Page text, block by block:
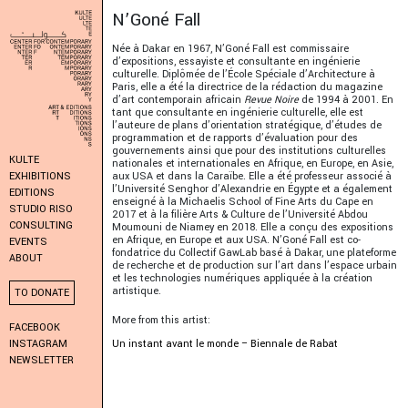
KULTE
EXHIBITIONS
EDITIONS
STUDIO RISO
CONSULTING
EVENTS
ABOUT
TO DONATE
FACEBOOK
INSTAGRAM
NEWSLETTER
N’Goné Fall
Née à Dakar en 1967, N’Goné Fall est commissaire
d’expositions, essayiste et consultante en ingénierie
culturelle. Diplômée de l’École Spéciale d’Architecture à
Paris, elle a été la directrice de la rédaction du magazine
d’art contemporain africain Revue Noire de 1994 à 2001. En
tant que consultante en ingénierie culturelle, elle est
l’auteure de plans d’orientation stratégique, d’études de
programmation et de rapports d’évaluation pour des
gouvernements ainsi que pour des institutions culturelles
nationales et internationales en Afrique, en Europe, en Asie,
aux USA et dans la Caraïbe. Elle a été professeur associé à
l’Université Senghor d’Alexandrie en Égypte et a également
enseigné à la Michaelis School of Fine Arts du Cape en
2017 et à la filière Arts & Culture de l’Université Abdou
Moumouni de Niamey en 2018. Elle a conçu des expositions
en Afrique, en Europe et aux USA. N’Goné Fall est co-
fondatrice du Collectif GawLab basé à Dakar, une plateforme
de recherche et de production sur l’art dans l’espace urbain
et les technologies numériques appliquée à la création
artistique.
More from this artist:
Un instant avant le monde – Biennale de Rabat